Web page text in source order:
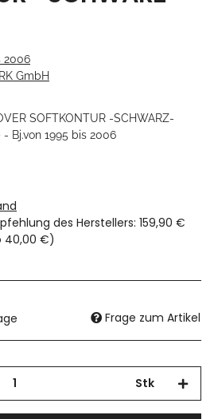
2006
GmbH
SOFTKONTUR -SCHWARZ-
- Bj.von 1995 bis 2006
des Herstellers: 159,90 €
40,00 €)
Frage zum Artikel
Stk